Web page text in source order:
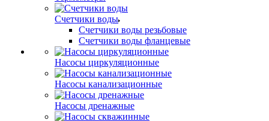
Счетчики воды
Счетчики воды резьбовые
Счетчики воды фланцевые
Насосы циркуляционные
Насосы канализационные
Насосы дренажные